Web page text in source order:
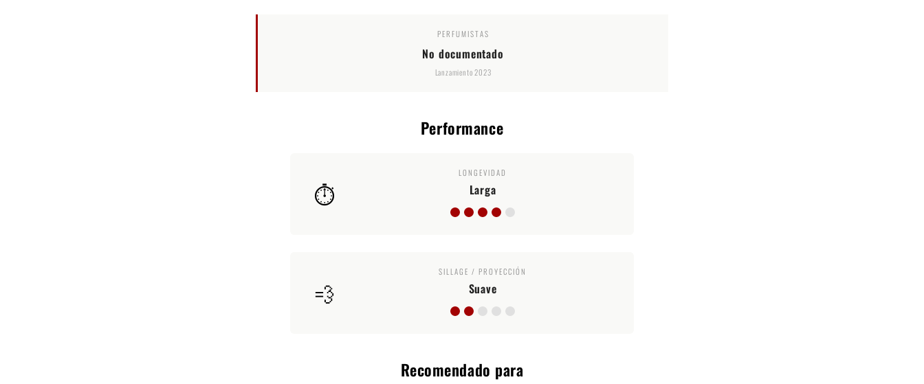
PERFUMISTAS
No documentado
Lanzamiento 2023
Performance
⏱️
LONGEVIDAD
Larga
💨
SILLAGE / PROYECCIÓN
Suave
Recomendado para